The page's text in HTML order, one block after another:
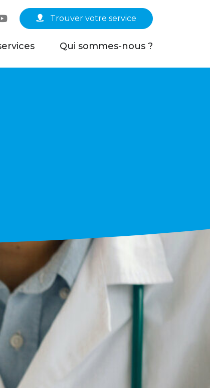
YouTube Trouver votre service
Qui sommes-nous ?